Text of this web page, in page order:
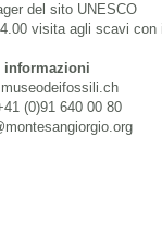
del sito UNESCO
visita agli scavi
informazioni
(0)91 640 00 80